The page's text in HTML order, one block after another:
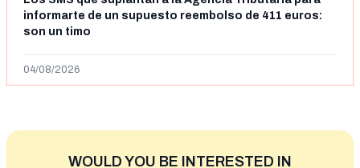
informarte de un supuesto reembolso de 411 euros:
son un timo
04/08/2026
WOULD YOU BE INTERESTED IN